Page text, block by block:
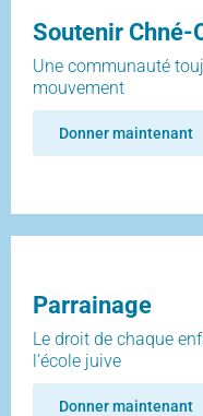
Soutenir Chné-
Une communauté
mouvement
Donner maintenant
Parrainage
Le droit de chaque
l’école juive
Donner maintenant